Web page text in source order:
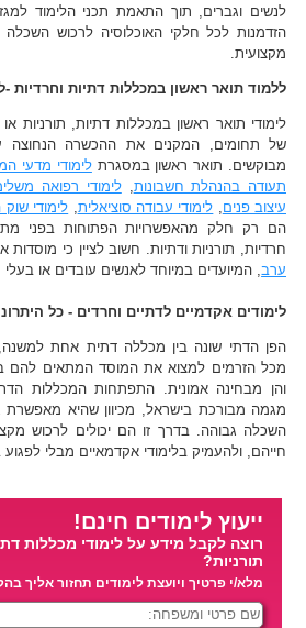
לנשים וגברים, תוך התאמת תכני הלימוד
הזדמנות לכל חלקי האוכלוסיה לרכוש
מקצועית.
ללמוד תואר ראשון במכללות דתיות וחרדיות
לימודי תואר ראשון במכללות דתיות, תורניות
של תחומים, המקנים את ההכשרה הנחוצה
מבוקשים. תואר ראשון במסגרתלימודי מדעי
תעודה בהנהלת חשבונות ,לימודי רפואה
עיצוב פנים
לימודי עבודה סוציאלית לימודי שוק
הם רק חלק מהאפשרויות הפתוחות בפני
חרדיות, תורניות ודתיות. חשוב לציין כי
ערב, המיועדים במיוחד לאנשים עובדים או
לימודים אקדמיים לדתיים וחרדים - כל
הפן הדתי שונה בין מכללה דתית אחת
מכל הזרמים למצוא את המוסד המתאים להם
והן מבחינה אמונית. התפתחות המכללות
מגמה מבורכת בישראל, מכיוון שהיא מאפשרת
השכלה גבוהה. בדרך זו הם יכולים לרכוש
חייהם, ולהעמיק בלימודי אקדמאיים מבלי
ייעוץ לימודים חינם!
רוצה לקבל מידע על לימודי מכללות
תורניות?
מלא/י פרטיך ויועצת לימודים תחזור אליך